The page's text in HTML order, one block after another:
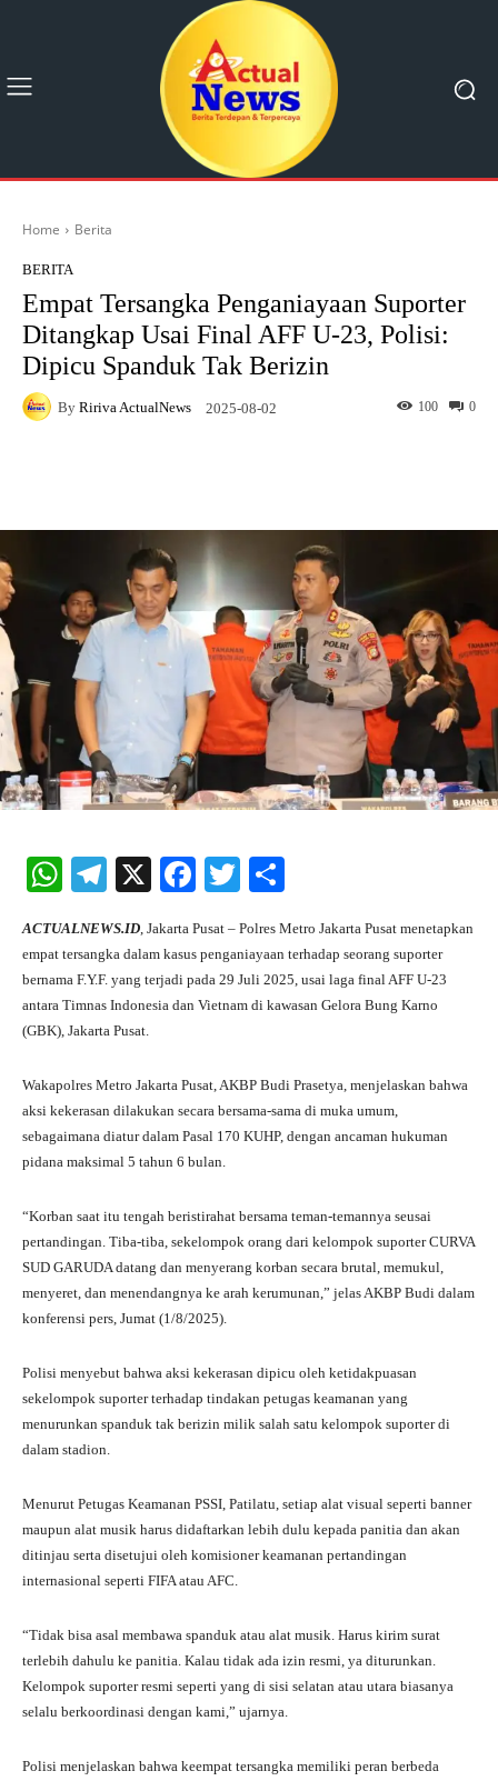
Home Berita
BERITA
Empat Tersangka Penganiayaan Suporter
Ditangkap Usai Final AFF U-23, Polisi:
Dipicu Spanduk Tak Berizin
By Ririva ActualNews 2025-08-02 0
100
W
ts
A
pp
Te
gr
a
m
X
Fa
bo
ok
T
tte
r
re
ACTUALNEWS.ID , Jakarta Pusat – Polres Metro Jakarta Pusat menetapkan
empat tersangka dalam kasus penganiayaan terhadap seorang suporter
bernama F.Y.F. yang terjadi pada 29 Juli 2025, usai laga final AFF U-23
antara Timnas Indonesia dan Vietnam di kawasan Gelora Bung Karno
(GBK), Jakarta Pusat.
Wakapolres Metro Jakarta Pusat, AKBP Budi Prasetya, menjelaskan bahwa
aksi kekerasan dilakukan secara bersama-sama di muka umum,
sebagaimana diatur dalam Pasal 170 KUHP, dengan ancaman hukuman
pidana maksimal 5 tahun 6 bulan.
“Korban saat itu tengah beristirahat bersama teman-temannya seusai
pertandingan. Tiba-tiba, sekelompok orang dari kelompok suporter CURVA
SUD GARUDA datang dan menyerang korban secara brutal, memukul,
menyeret, dan menendangnya ke arah kerumunan,” jelas AKBP Budi dalam
konferensi pers, Jumat (1/8/2025).
Polisi menyebut bahwa aksi kekerasan dipicu oleh ketidakpuasan
sekelompok suporter terhadap tindakan petugas keamanan yang
menurunkan spanduk tak berizin milik salah satu kelompok suporter di
dalam stadion.
Menurut Petugas Keamanan PSSI, Patilatu, setiap alat visual seperti banner
maupun alat musik harus didaftarkan lebih dulu kepada panitia dan akan
ditinjau serta disetujui oleh komisioner keamanan pertandingan
internasional seperti FIFA atau AFC.
“Tidak bisa asal membawa spanduk atau alat musik. Harus kirim surat
terlebih dahulu ke panitia. Kalau tidak ada izin resmi, ya diturunkan.
Kelompok suporter resmi seperti yang di sisi selatan atau utara biasanya
selalu berkoordinasi dengan kami,” ujarnya.
Polisi menjelaskan bahwa keempat tersangka memiliki peran berbeda